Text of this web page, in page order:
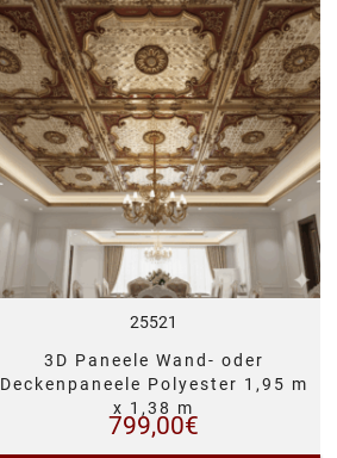
25521
3D Paneele Wand- oder
Deckenpaneele Polyester 1,95 m
x 1,38 m
799,00€